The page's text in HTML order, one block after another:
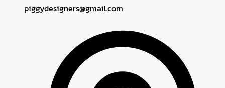
piggydesigners@gmail.com